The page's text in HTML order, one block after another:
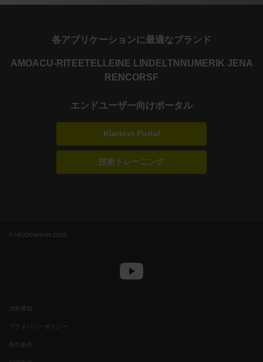
各アプリケーションに最適なブランド
AMOACU-RITE ETEL LEINE LINDE LTN NUMERIK JENA
RENCORSF
エンドユーザー向けポータル
Klartext Portal
技術トレーニング
© HEIDENHAIN 2026
法的通知
プライバシーポリシー
取引条件